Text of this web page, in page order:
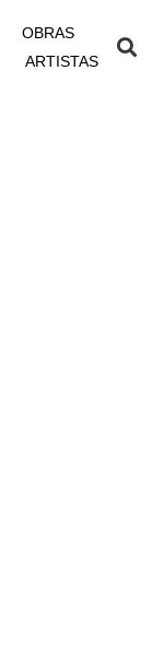
OBRAS
ARTISTAS